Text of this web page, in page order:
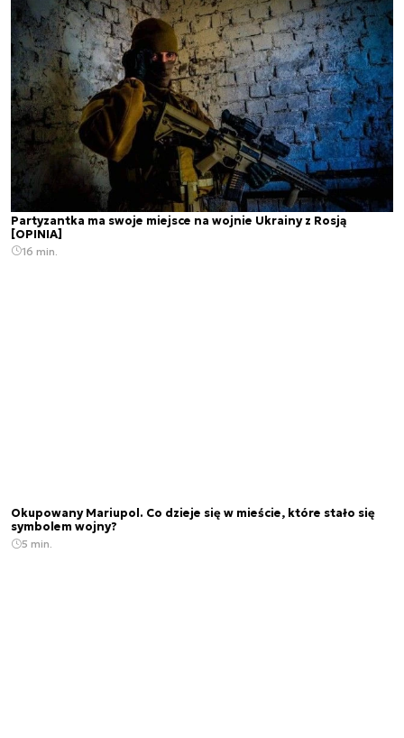
Partyzantka ma swoje miejsce na wojnie Ukrainy z Rosją
[OPINIA]
16 min.
Okupowany Mariupol. Co dzieje się w mieście, które stało się
symbolem wojny?
5 min.